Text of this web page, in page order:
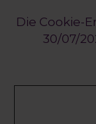
Die Cookie-
30/07/